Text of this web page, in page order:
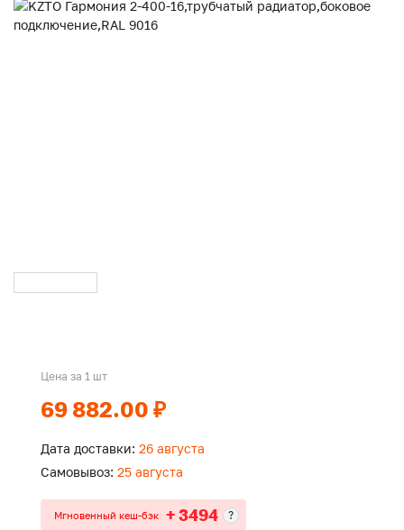
Цена за 1 шт
69 882.00 ₽
Дата доставки: 26 августа
Самовывоз: 25 августа
Мгновенный кеш-бэк + 3494 ?